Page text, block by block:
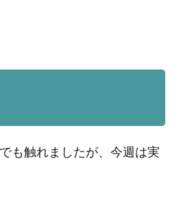
も触れましたが、今週は実